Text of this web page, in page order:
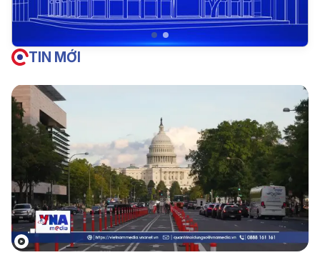
TIN MỚI